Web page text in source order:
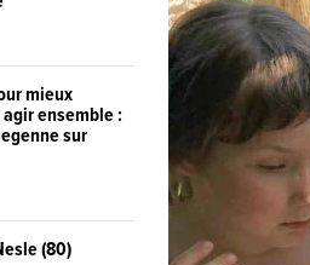
mieux
ensemble :
sur
(80)